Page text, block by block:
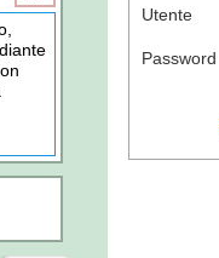
Utente
Password